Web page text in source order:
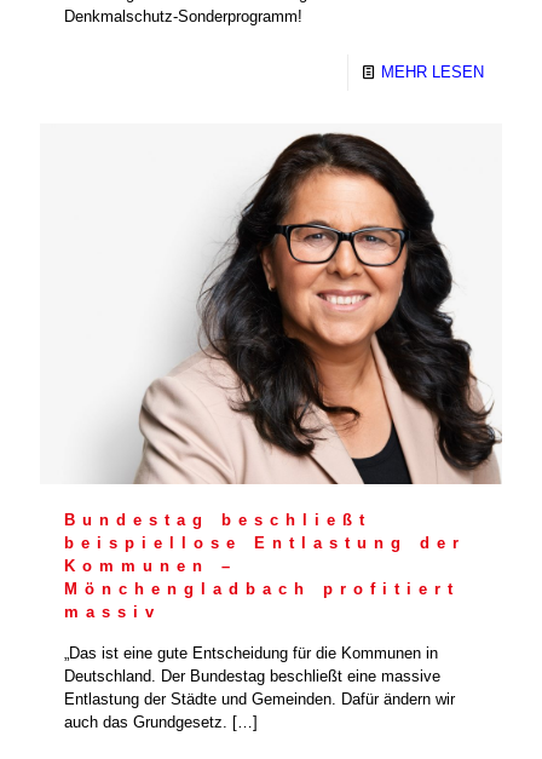
Denkmalschutz-Sonderprogramm!
MEHR LESEN
Bundestag beschließt
beispiellose Entlastung der
Kommunen –
Mönchengladbach profitiert
massiv
„Das ist eine gute Entscheidung für die Kommunen in
Deutschland. Der Bundestag beschließt eine massive
Entlastung der Städte und Gemeinden. Dafür ändern wir
auch das Grundgesetz. […]